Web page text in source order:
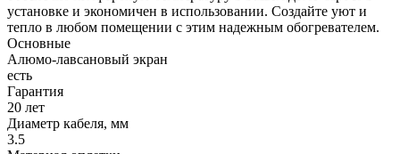
установке и экономичен в использовании. Создайте уют и
тепло в любом помещении с этим надежным обогревателем.
Основные
Алюмо-лавсановый экран
есть
Гарантия
20 лет
Диаметр кабеля, мм
3.5